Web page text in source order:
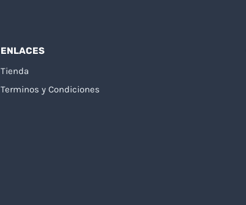
ENLACES
Tienda
Terminos y Condiciones